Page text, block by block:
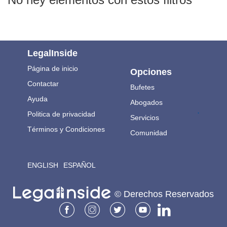
LegalInside
Página de inicio
Contactar
Ayuda
Politica de privacidad
Términos y Condiciones
ENGLISH ESPAÑOL
Opciones
Bufetes
Abogados
Servicios
Comunidad
.
© Derechos Reservados